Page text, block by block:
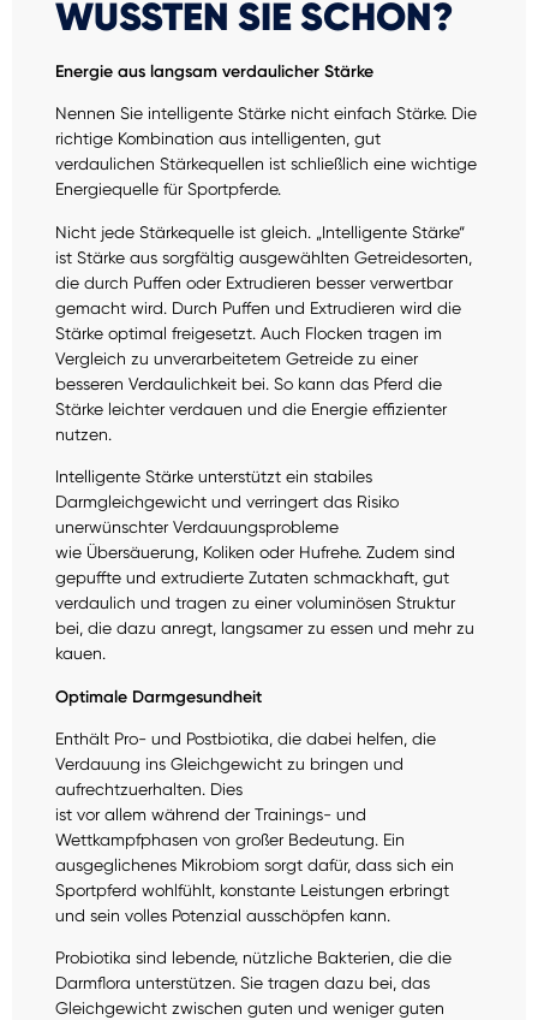
WUSSTEN SIE SCHON?
Energie aus langsam verdaulicher Stärke
Nennen Sie intelligente Stärke nicht einfach Stärke. Die
richtige Kombination aus intelligenten, gut
verdaulichen Stärkequellen ist schließlich eine wichtige
Energiequelle für Sportpferde.
Nicht jede Stärkequelle ist gleich. „Intelligente Stärke“
ist Stärke aus sorgfältig ausgewählten Getreidesorten,
die durch Puffen oder Extrudieren besser verwertbar
gemacht wird. Durch Puffen und Extrudieren wird die
Stärke optimal freigesetzt. Auch Flocken tragen im
Vergleich zu unverarbeitetem Getreide zu einer
besseren Verdaulichkeit bei. So kann das Pferd die
Stärke leichter verdauen und die Energie effizienter
nutzen.
Intelligente Stärke unterstützt ein stabiles
Darmgleichgewicht und verringert das Risiko
unerwünschter Verdauungsprobleme
wie Übersäuerung, Koliken oder Hufrehe. Zudem sind
gepuffte und extrudierte Zutaten schmackhaft, gut
verdaulich und tragen zu einer voluminösen Struktur
bei, die dazu anregt, langsamer zu essen und mehr zu
kauen.
Optimale Darmgesundheit
Enthält Pro- und Postbiotika, die dabei helfen, die
Verdauung ins Gleichgewicht zu bringen und
aufrechtzuerhalten. Dies
ist vor allem während der Trainings- und
Wettkampfphasen von großer Bedeutung. Ein
ausgeglichenes Mikrobiom sorgt dafür, dass sich ein
Sportpferd wohlfühlt, konstante Leistungen erbringt
und sein volles Potenzial ausschöpfen kann.
Probiotika sind lebende, nützliche Bakterien, die die
Darmflora unterstützen. Sie tragen dazu bei, das
Gleichgewicht zwischen guten und weniger guten